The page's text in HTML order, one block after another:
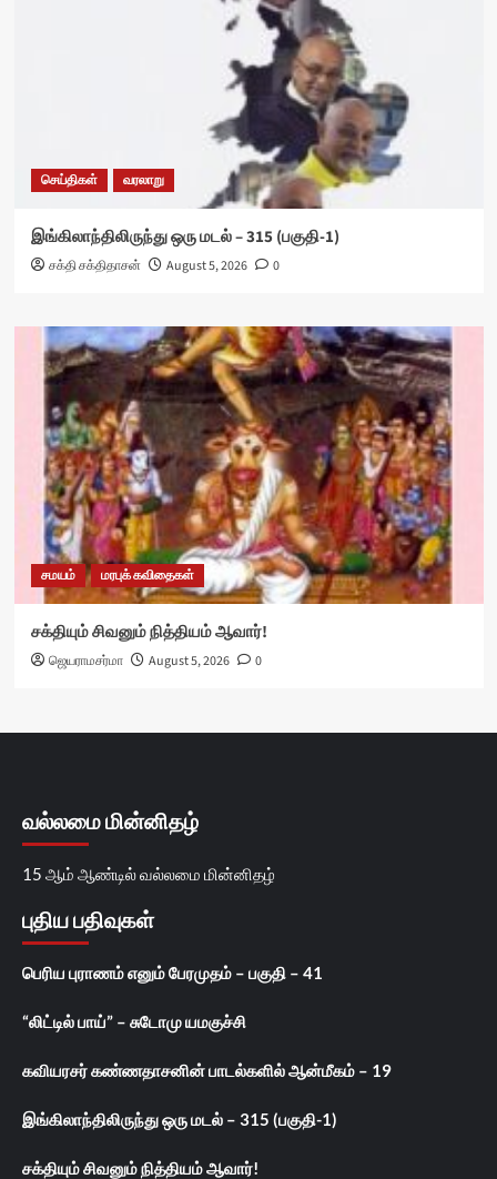
செய்திகள் வரலாறு
இங்கிலாந்திலிருந்து ஒரு மடல் – 315 (பகுதி-1)
சக்தி சக்திதாசன் August 5, 2026 0
சமயம் மரபுக் கவிதைகள்
சக்தியும் சிவனும் நித்தியம் ஆவார்!
ஜெயராமசர்மா August 5, 2026 0
வல்லமை மின்னிதழ்
15 ஆம் ஆண்டில் வல்லமை மின்னிதழ்
புதிய பதிவுகள்
பெரிய புராணம் எனும் பேரமுதம் – பகுதி – 41
“லிட்டில் பாய்” – சுடோமு யமகுச்சி
கவியரசர் கண்ணதாசனின் பாடல்களில் ஆன்மீகம் – 19
இங்கிலாந்திலிருந்து ஒரு மடல் – 315 (பகுதி-1)
சக்தியும் சிவனும் நித்தியம் ஆவார்!